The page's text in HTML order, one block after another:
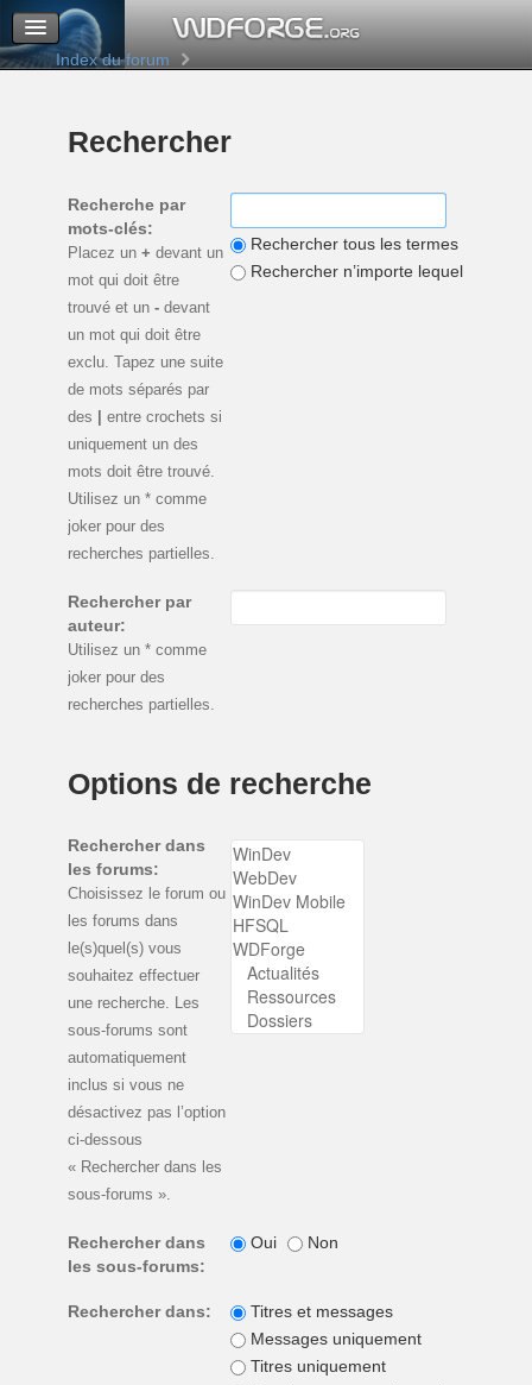
M’enregistrer
Connexion
Index du forum
Rechercher
Recherche par
mots-clés:
Placez un + devant un
mot qui doit être
trouvé et un -devant
un mot qui doit être
exclu. Tapez une suite
de mots séparés par
des
entre crochets si
uniquement un des
mots doit être trouvé.
Utilisez un * comme
joker pour des
recherches partielles.
Rechercher tous les termes
Rechercher n’importe lequel de ces
Rechercher par
auteur:
Utilisez un * comme
joker pour des
recherches partielles.
Options de recherche
Rechercher dans
les forums:
Choisissez le forum ou
les forums dans
le(s)quel(s) vous
souhaitez effectuer
une recherche. Les
sous-forums sont
automatiquement
inclus si vous ne
désactivez pas l’option
ci-dessous
« Rechercher dans les
sous-forums ».
Rechercher dans
les sous-forums:
Oui Non
Rechercher dans:
Titres et messages
Messages uniquement
Titres uniquement